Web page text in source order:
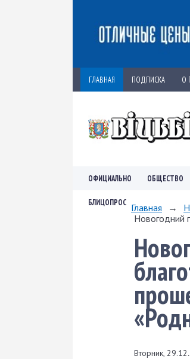
ГЛАВНАЯ ПОДПИСКА О
ОФИЦИАЛЬНО ОБЩЕСТВО
БЛИЦОПРОС Главная →
Новогодний
Вторник,